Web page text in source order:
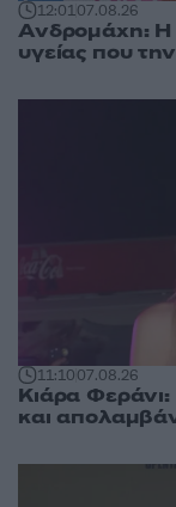
12:0107.08.26
Ανδρομάχη: Η
υγείας που
11:1007.08.26
Κιάρα
και